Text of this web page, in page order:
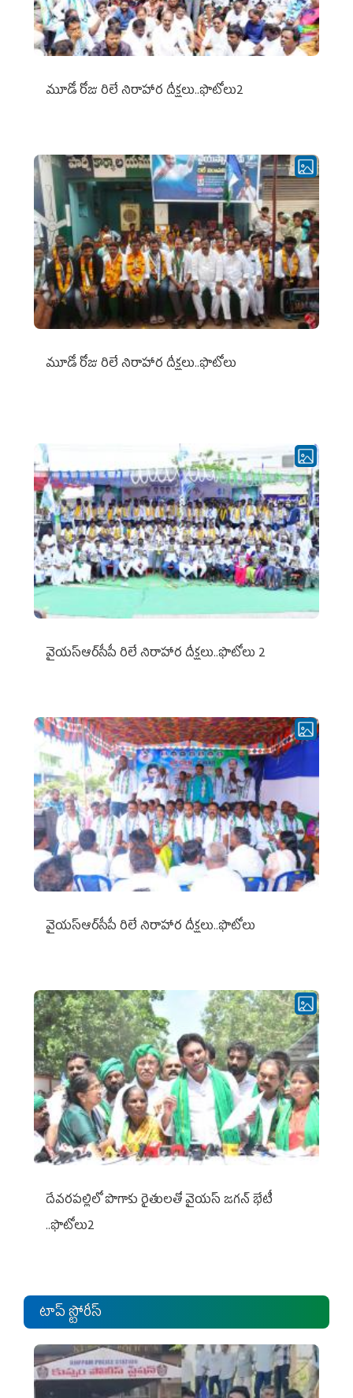
మూడో రోజు రిలే నిరాహార దీక్షలు..ఫొటోలు2
మూడో రోజు రిలే నిరాహార దీక్షలు..ఫొటోలు
వైయ‌స్ఆర్‌సీపీ రిలే నిరాహార దీక్షలు..ఫొటోలు 2
వైయ‌స్ఆర్‌సీపీ రిలే నిరాహార దీక్షలు..ఫొటోలు
దేవరపల్లిలో పొగాకు రైతులతో వైయస్ జగన్ భేటీ
..ఫొటోలు2
టాప్ స్టోరీస్